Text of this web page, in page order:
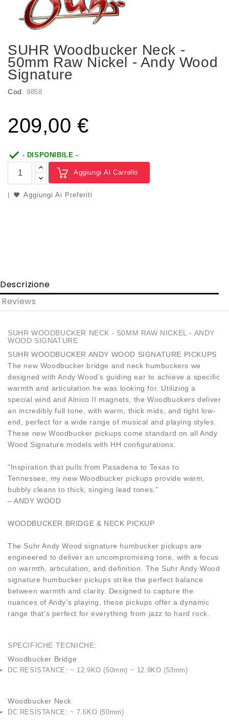
SUHR Woodbucker Neck -
50mm Raw Nickel - Andy Wood
Signature
Cod. 9858
209,00 €
 - DISPONIBILE -
Aggiungi Al Carrello
Aggiungi Ai Preferiti
Descrizione
Reviews
SUHR WOODBUCKER NECK - 50MM RAW NICKEL - ANDY
WOOD SIGNATURE
SUHR WOODBUCKER ANDY WOOD SIGNATURE PICKUPS
The new Woodbucker bridge and neck humbuckers we
designed with Andy Wood’s guiding ear to achieve a specific
warmth and articulation he was looking for. Utilizing a
special wind and Alnico II magnets, the Woodbuckers deliver
an incredibly full tone, with warm, thick mids, and tight low-
end, perfect for a wide range of musical and playing styles.
These new Woodbucker pickups come standard on all Andy
Wood Signature models with HH configurations.
“Inspiration that pulls from Pasadena to Texas to
Tennessee, my new Woodbucker pickups provide warm,
bubbly cleans to thick, singing lead tones.”
– ANDY WOOD
WOODBUCKER BRIDGE & NECK PICKUP
The Suhr Andy Wood signature humbucker pickups are
engineered to deliver an uncompromising tone, with a focus
on warmth, articulation, and definition. The Suhr Andy Wood
signature humbucker pickups strike the perfect balance
between warmth and clarity. Designed to capture the
nuances of Andy’s playing, these pickups offer a dynamic
range that’s perfect for everything from jazz to hard rock.
SPECIFICHE TECNICHE:
Woodbucker Bridge
DC RESISTANCE: ~ 12.9KO (50mm) ~ 12.9KO (53mm)
Woodbucker Neck
DC RESISTANCE: ~ 7.6KO (50mm)